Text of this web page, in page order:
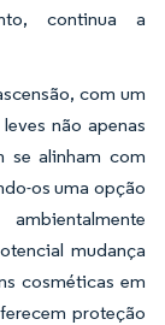
continua a
com um
não apenas
se alinham com
os uma opção
mudança
cosméticas em
proteção